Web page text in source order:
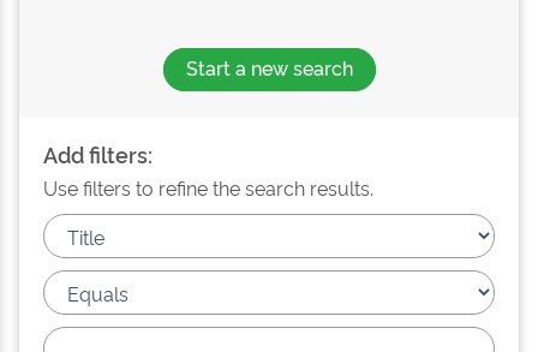
Start a new search
Add filters:
Use filters to refine the search results.